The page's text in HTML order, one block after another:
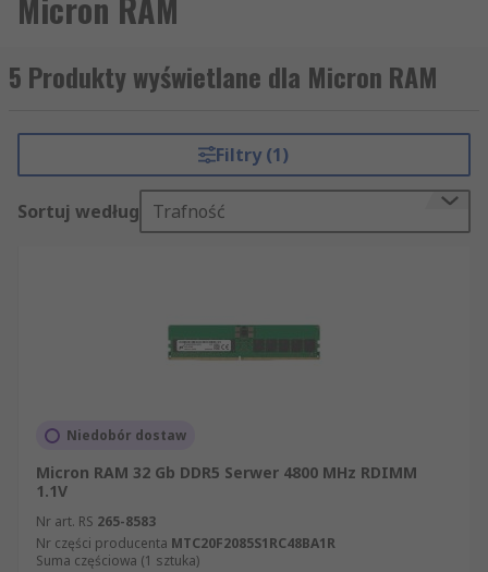
5 Produkty wyświetlane dla Micron RAM
Filtry (1)
Sortuj według Trafność
Niedobór dostaw
Micron RAM 32 Gb DDR5 Serwer 4800 MHz RDIMM
1.1V
Nr art. RS 265-8583
Nr części producenta MTC20F2085S1RC48BA1R
Suma częściowa (1 sztuka)